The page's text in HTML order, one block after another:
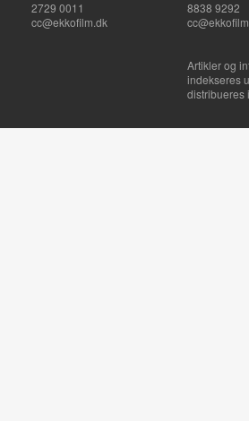
2729 0011
cc@ekkofilm.dk
8838 9292
Artikler og
indekseres
distribueres